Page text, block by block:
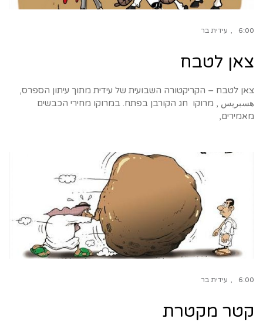
6:00 עידית בר
צאן לטבח
צאן לטבח – הקריקטורה השבועית של עידית מתוך עיתון הספרס,
هسبريس , מרוקו חג הקורבן בפתח. במרוקו מחירי הכבשים
מאמירים,
6:00 עידית בר
קטר מקטרת